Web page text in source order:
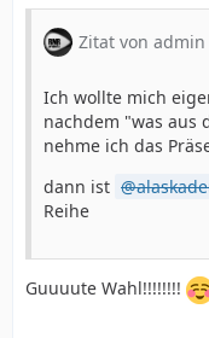
Zitat von admin
Ich wollte mich
nachdem "was aus
nehme ich das
dann ist
Reihe
Guuuute Wahl!!!!!!!!